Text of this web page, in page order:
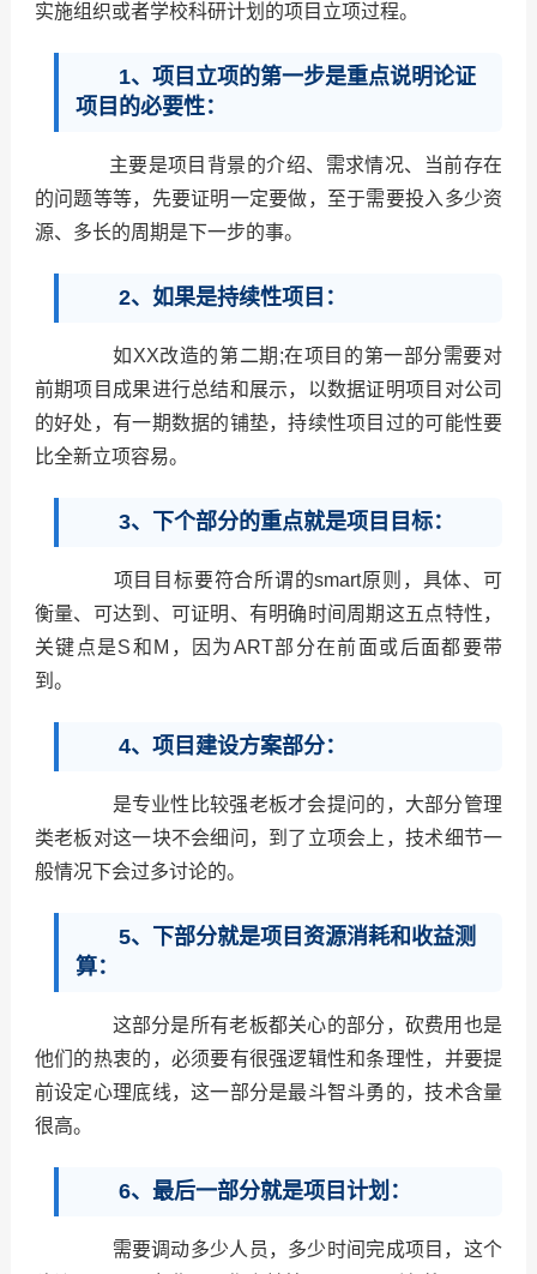
实施组织或者学校科研计划的项目立项过程。
1、项目立项的第一步是重点说明论证
项目的必要性：
主要是项目背景的介绍、需求情况、当前存在
的问题等等，先要证明一定要做，至于需要投入多少资
源、多长的周期是下一步的事。
2、如果是持续性项目：
如XX改造的第二期;在项目的第一部分需要对
前期项目成果进行总结和展示，以数据证明项目对公司
的好处，有一期数据的铺垫，持续性项目过的可能性要
比全新立项容易。
3、下个部分的重点就是项目目标：
项目目标要符合所谓的smart原则，具体、可
衡量、可达到、可证明、有明确时间周期这五点特性，
关键点是S和M，因为ART部分在前面或后面都要带
到。
4、项目建设方案部分：
是专业性比较强老板才会提问的，大部分管理
类老板对这一块不会细问，到了立项会上，技术细节一
般情况下会过多讨论的。
5、下部分就是项目资源消耗和收益测
算：
这部分是所有老板都关心的部分，砍费用也是
他们的热衷的，必须要有很强逻辑性和条理性，并要提
前设定心理底线，这一部分是最斗智斗勇的，技术含量
很高。
6、最后一部分就是项目计划：
需要调动多少人员，多少时间完成项目，这个